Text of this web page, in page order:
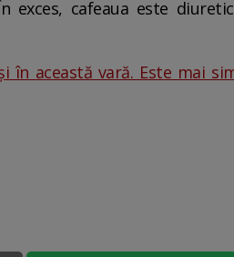
cafeaua este
în această vară. Este mai